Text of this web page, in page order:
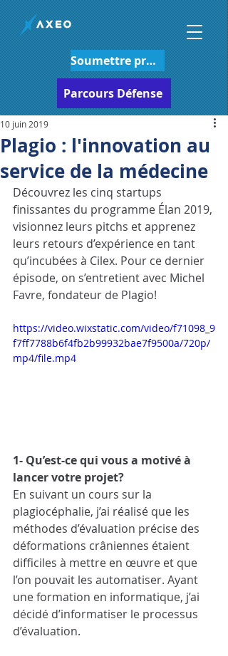
Soumettre projet
Parcours Défense
Plagio : l'innovation au
service de la médecine
10 juin 2019
Découvrez les cinq startups
finissantes du programme Élan 2019,
visionnez leurs pitchs et apprenez
leurs retours d’expérience en tant
qu’incubées à Cilex. Pour ce dernier
épisode, on s’entretient avec Michel
Favre, fondateur de Plagio!
https://video.wixstatic.com/video/f71098_9
f7ff7788b6f4fb2b99932bae7f9500a/720p/
mp4/file.mp4
1- Qu’est-ce qui vous a motivé à
lancer votre projet?
En suivant un cours sur la
plagiocéphalie, j’ai réalisé que les
méthodes d’évaluation précise des
déformations crâniennes étaient
difficiles à mettre en œuvre et que
l’on pouvait les automatiser. Ayant
une formation en informatique, j’ai
décidé d’informatiser le processus
d’évaluation.